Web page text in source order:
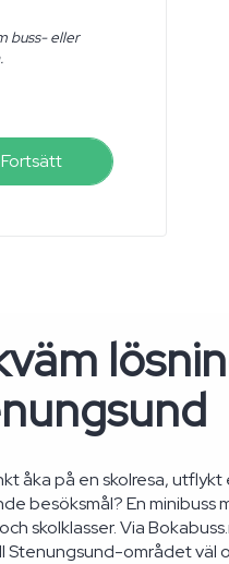
buss- eller
Fortsätt
åka på en skolresa,
besöksmål? En
skolklasser. Via
Stenungsund-området väl